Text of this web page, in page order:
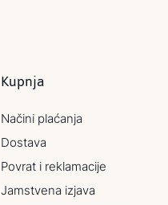
Kupnja
Načini plaćanja
Dostava
Povrat i reklamacije
Jamstvena izjava